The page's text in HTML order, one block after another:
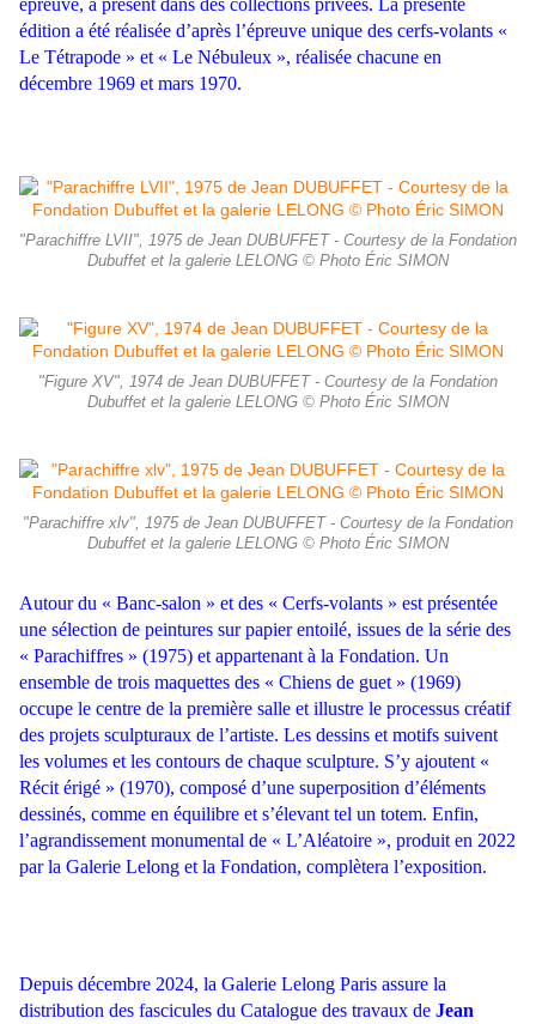
épreuve, à présent dans des collections privées. La présente
édition a été réalisée d’après l’épreuve unique des cerfs-volants «
Le Tétrapode » et « Le Nébuleux », réalisée chacune en
décembre 1969 et mars 1970.
"Parachiffre LVII", 1975 de Jean DUBUFFET - Courtesy de la Fondation
Dubuffet et la galerie LELONG © Photo Éric SIMON
"Figure XV", 1974 de Jean DUBUFFET - Courtesy de la Fondation
Dubuffet et la galerie LELONG © Photo Éric SIMON
"Parachiffre xlv", 1975 de Jean DUBUFFET - Courtesy de la Fondation
Dubuffet et la galerie LELONG © Photo Éric SIMON
Autour du « Banc-salon » et des « Cerfs-volants » est présentée
une sélection de peintures sur papier entoilé, issues de la série des
« Parachiffres » (1975) et appartenant à la Fondation. Un
ensemble de trois maquettes des « Chiens de guet » (1969)
occupe le centre de la première salle et illustre le processus créatif
des projets sculpturaux de l’artiste. Les dessins et motifs suivent
les volumes et les contours de chaque sculpture. S’y ajoutent «
Récit érigé » (1970), composé d’une superposition d’éléments
dessinés, comme en équilibre et s’élevant tel un totem. Enfin,
l’agrandissement monumental de « L’Aléatoire », produit en 2022
par la Galerie Lelong et la Fondation, complètera l’exposition.
Depuis décembre 2024, la Galerie Lelong Paris assure la
distribution des fascicules du Catalogue des travaux de Jean